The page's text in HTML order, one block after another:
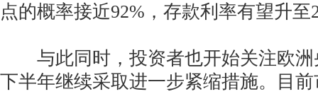
点的概率接近92%，存款利率有望升至
与此同时，投资者也开始关注欧洲
下半年继续采取进一步紧缩措施。目